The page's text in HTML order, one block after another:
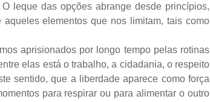
leque das opções abrange desde princípios,
elementos que nos limitam, tais como
aprisionados por longo tempo pelas rotinas
elas está o trabalho, a cidadania, o respeito
sentido, que a liberdade aparece como força
para respirar ou para alimentar o outro